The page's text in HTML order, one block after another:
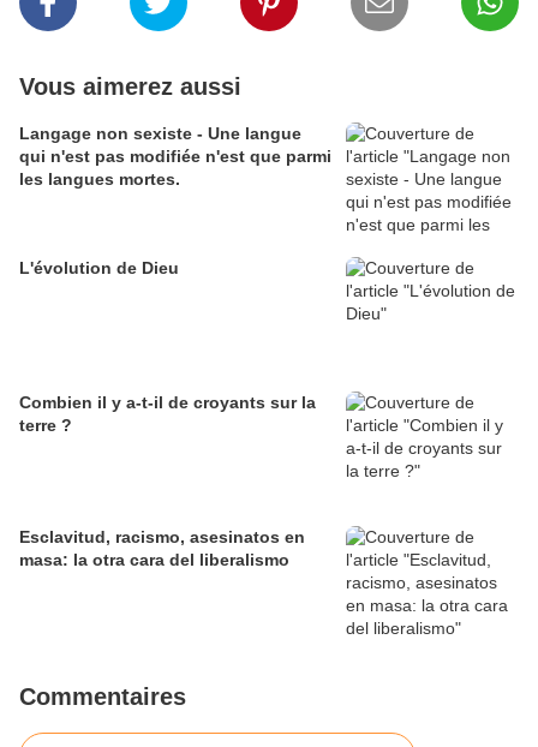
Vous aimerez aussi
Langage non sexiste - Une langue
qui n'est pas modifiée n'est que parmi
les langues mortes.
L'évolution de Dieu
Combien il y a-t-il de croyants sur la
terre ?
Esclavitud, racismo, asesinatos en
masa: la otra cara del liberalismo
Commentaires